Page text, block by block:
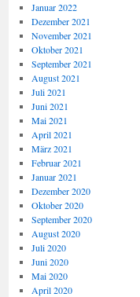
Januar 2022
Dezember 2021
November 2021
Oktober 2021
September 2021
August 2021
Juli 2021
Juni 2021
Mai 2021
April 2021
März 2021
Februar 2021
Januar 2021
Dezember 2020
Oktober 2020
September 2020
August 2020
Juli 2020
Juni 2020
Mai 2020
April 2020